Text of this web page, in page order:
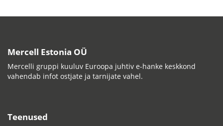
Mercell Estonia OÜ
Mercelli gruppi kuuluv Euroopa juhtiv e-hanke keskkond
vahendab infot ostjate ja tarnijate vahel.
Teenused